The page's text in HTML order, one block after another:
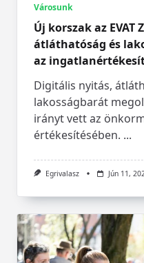
Városunk
Új korszak az
átláthatóság és
az
Digitális nyitás,
lakosságbarát
irányt vett az
értékesítésében. ...
Egrivalasz Jún 11,